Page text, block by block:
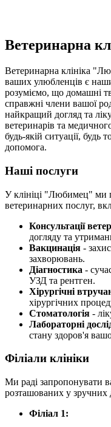
Ветеринарна
Ветеринарна клініка
ваших улюбленців є
розуміємо, що домашні
справжні члени вашої
найкращий догляд та
ветеринарів та
будь-якій ситуації, будь
допомога.
Наші послуги
У клініці "Любимец" ми
ветеринарних послуг,
Консультації
догляду та
Вакцинація -
захворювань.
Діагностика -
УЗД та рентген.
Хірургічні
хірургічних
Стоматологія -
Лабораторні
стану здоров'я
Філіали клініки
Ми раді запропонувати
розташованих у зручних
Філіал 1: